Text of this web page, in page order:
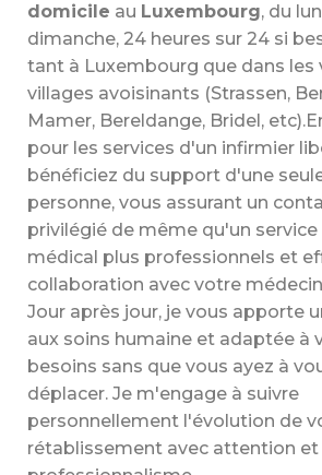
domicile au Luxembourg, du
dimanche, 24 heures sur 24 si
tant à Luxembourg que dans les
villages avoisinants (Strassen,
Mamer, Bereldange, Bridel,
pour les services d'un infirmier
bénéficiez du support d'une
personne, vous assurant un
privilégié de même qu'un service
médical plus professionnels et
collaboration avec votre
Jour après jour, je vous apporte
aux soins humaine et adaptée à
besoins sans que vous ayez à
déplacer. Je m'engage à suivre
personnellement l'évolution de
rétablissement avec attention et